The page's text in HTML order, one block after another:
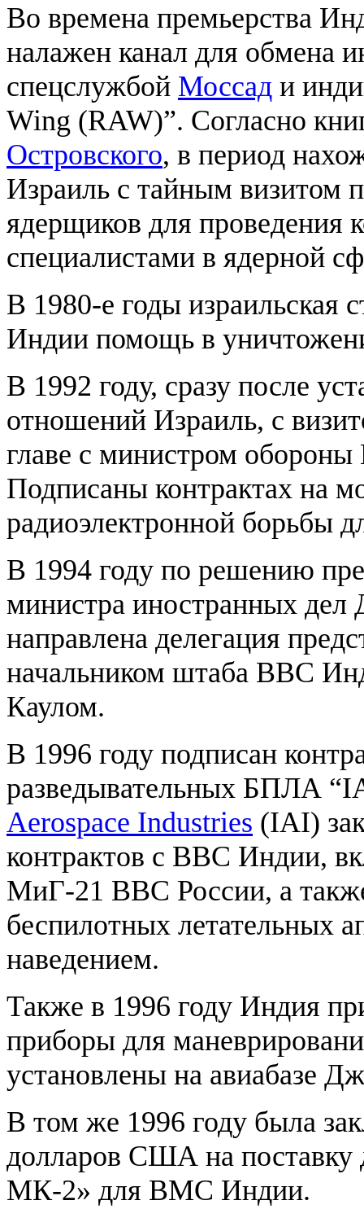
Во времена премьерства
налажен канал для обмена
спецслужбой Моссад и
Wing (RAW)”. Согласно
Островского, в период
Израиль с тайным визитом
ядерщиков для проведения
специалистами в ядерной
В 1980-е годы израильская
Индии помощь в
В 1992 году, сразу после
отношений Израиль, с
главе с министром
Подписаны контрактах на
радиоэлектронной борьбы
В 1994 году по решению
министра иностранных
направлена делегация
начальником штаба ВВС
Каулом.
В 1996 году подписан
разведывательных БПЛА
Aerospace Industries (IAI)
контрактов с ВВС Индии,
МиГ-21 ВВС России, а
беспилотных летательных
наведением.
Также в 1996 году Индия
приборы для
установлены на авиабазе
В том же 1996 году была
долларов США на поставку
МК-2» для ВМС Индии.